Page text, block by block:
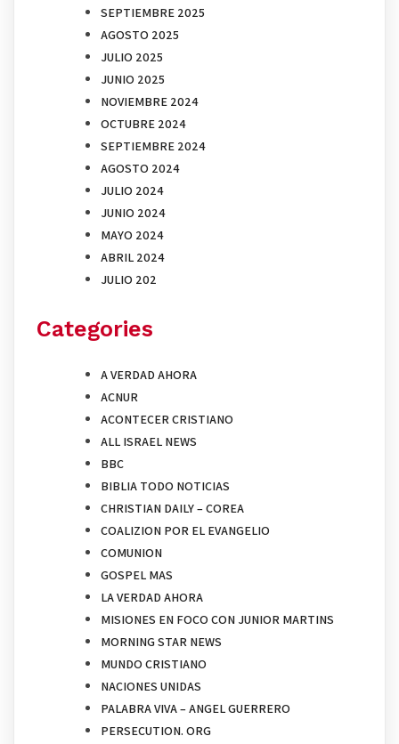
SEPTIEMBRE 2025
AGOSTO 2025
JULIO 2025
JUNIO 2025
NOVIEMBRE 2024
OCTUBRE 2024
SEPTIEMBRE 2024
AGOSTO 2024
JULIO 2024
JUNIO 2024
MAYO 2024
ABRIL 2024
JULIO 202
Categories
A VERDAD AHORA
ACNUR
ACONTECER CRISTIANO
ALL ISRAEL NEWS
BBC
BIBLIA TODO NOTICIAS
CHRISTIAN DAILY – COREA
COALIZION POR EL EVANGELIO
COMUNION
GOSPEL MAS
LA VERDAD AHORA
MISIONES EN FOCO CON JUNIOR MARTINS
MORNING STAR NEWS
MUNDO CRISTIANO
NACIONES UNIDAS
PALABRA VIVA – ANGEL GUERRERO
PERSECUTION. ORG